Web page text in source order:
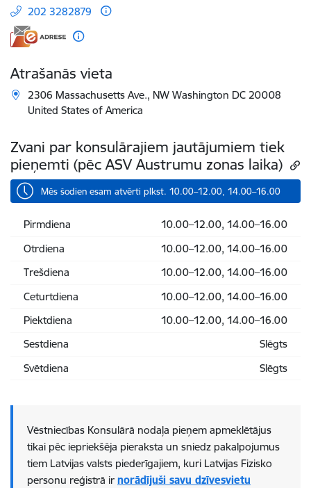
202 3282879
Atrašanās vieta
2306 Massachusetts Ave., NW Washington DC 20008
United States of America
Zvani par konsulārajiem jautājumiem tiek
pieņemti (pēc ASV Austrumu zonas laika)
Mēs šodien esam atvērti plkst. 10.00–12.00, 14.00–16.00
Pirmdiena
10.00–12.00, 14.00–16.00
Otrdiena
10.00–12.00, 14.00–16.00
Trešdiena
10.00–12.00, 14.00–16.00
Ceturtdiena
10.00–12.00, 14.00–16.00
Piektdiena
10.00–12.00, 14.00–16.00
Sestdiena
Slēgts
Svētdiena
Slēgts
Vēstniecības Konsulārā nodaļa pieņem apmeklētājus
tikai pēc iepriekšēja pieraksta un sniedz pakalpojumus
tiem Latvijas valsts piederīgajiem, kuri Latvijas Fizisko
personu reģistrā ir norādījuši savu dzīvesvietu